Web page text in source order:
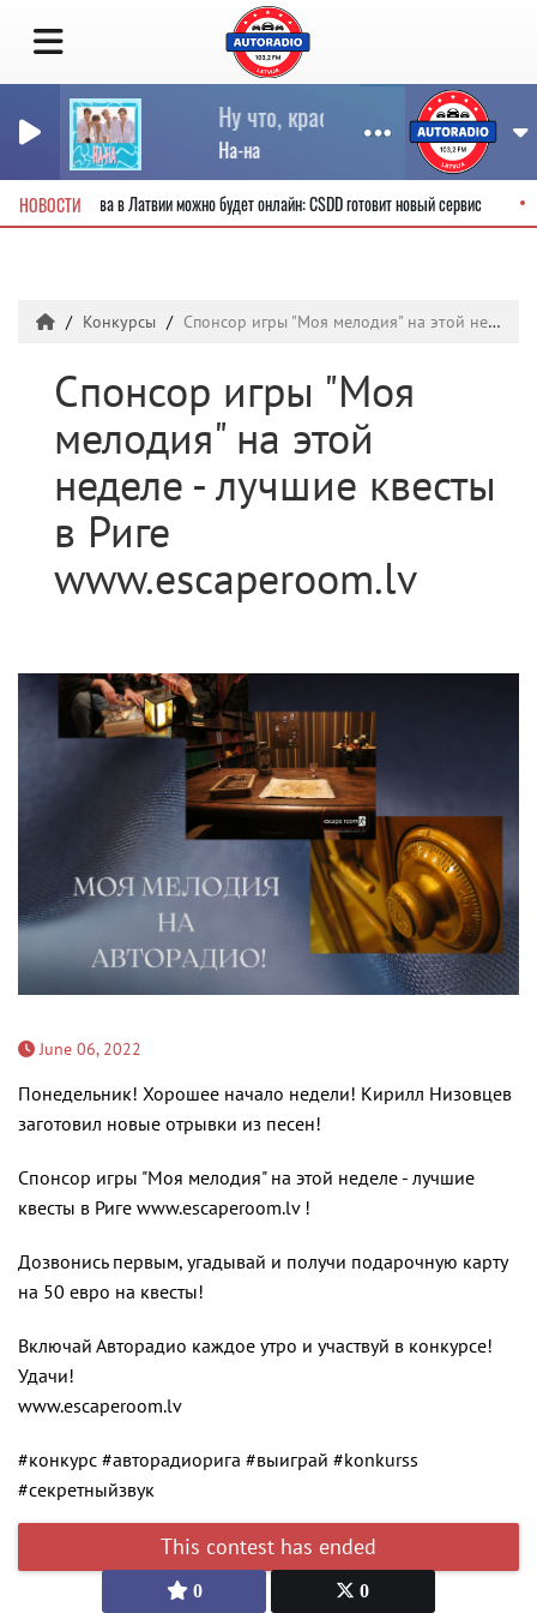
Ну что, красивая, поехали
На-на
НОВОСТИправа в Латвии можно будет онлайн: CSDD готовит новый сервис
Конкурсы Спонсор игры "Моя мелодия" на этой неделе - лучшие квесты в Риге www.escaperoom.lv
Спонсор игры "Моя
мелодия" на этой
неделе - лучшие квесты
в Риге
www.escaperoom.lv
0 0
June 06, 2022
Понедельник! Хорошее начало недели! Кирилл Низовцев
заготовил новые отрывки из песен!
Спонсор игры "Моя мелодия" на этой неделе - лучшие
квесты в Риге www.escaperoom.lv !
Дозвонись первым, угадывай и получи подарочную карту
на 50 евро на квесты!
Включай Авторадио каждое утро и участвуй в конкурсе!
Удачи!
www.escaperoom.lv
#конкурс #авторадиорига #выиграй #konkurss
#секретныйзвук